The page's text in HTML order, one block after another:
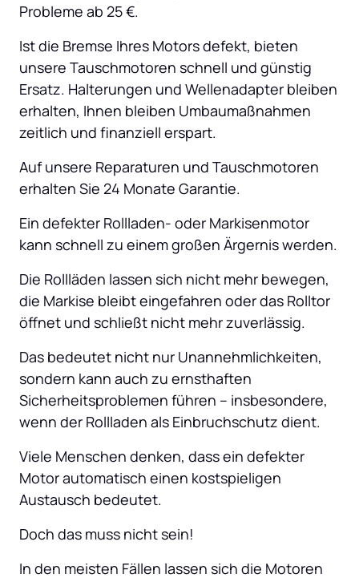
Probleme ab 25 €.
Ist die Bremse Ihres Motors defekt, bieten
unsere Tauschmotoren schnell und günstig
Ersatz. Halterungen und Wellenadapter bleiben
erhalten, Ihnen bleiben Umbaumaßnahmen
zeitlich und finanziell erspart.
Auf unsere Reparaturen und Tauschmotoren
erhalten Sie 24 Monate Garantie.
Ein defekter Rollladen- oder Markisenmotor
Die Rollläden lassen sich nicht mehr bewegen,
die Markise bleibt eingefahren oder das Rolltor
öffnet und schließt nicht mehr zuverlässig.
Das bedeutet nicht nur Unannehmlichkeiten,
sondern kann auch zu ernsthaften
Sicherheitsproblemen führen – insbesondere,
wenn der Rollladen als Einbruchschutz dient.
Viele Menschen denken, dass ein defekter
Motor automatisch einen kostspieligen
Austausch bedeutet.
Doch das muss nicht sein!
In den meisten Fällen lassen sich die Motoren